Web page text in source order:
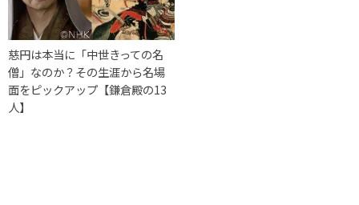
慈円は本当に「中世きっての名
僧」なのか？その生涯から名場
面をピックアップ【鎌倉殿の13
人】